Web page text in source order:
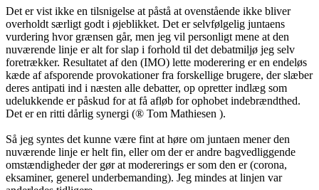
Det er vist ikke en tilsnigelse at påstå at ovenstående ikke bliver
overholdt særligt godt i øjeblikket. Det er selvfølgelig juntaens
vurdering hvor grænsen går, men jeg vil personligt mene at den
nuværende linje er alt for slap i forhold til det debatmiljø jeg selv
foretrækker. Resultatet af den (IMO) lette moderering er en endeløs
kæde af afsporende provokationer fra forskellige brugere, der slæber
deres antipati ind i næsten alle debatter, op opretter indlæg som
udelukkende er påskud for at få afløb for ophobet indebrændthed.
Det er en ritti dårlig synergi (® Tom Mathiesen ).
Så jeg syntes det kunne være fint at høre om juntaen mener den
nuværende linje er helt fin, eller om der er andre bagvedliggende
omstændigheder der gør at modererings er som den er (corona,
eksaminer, generel underbemanding). Jeg mindes at linjen var